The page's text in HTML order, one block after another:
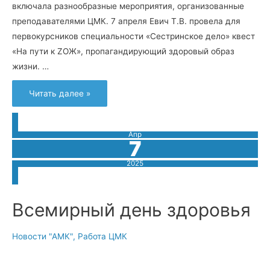
включала разнообразные мероприятия, организованные
преподавателями ЦМК. 7 апреля Евич Т.В. провела для
первокурсников специальности «Сестринское дело» квест
«На пути к ZОЖ», пропагандирующий здоровый образ
жизни. …
Прошла
неделя
ЦМК
Читать далее »
Апр
7
2025
Всемирный день здоровья
Новости "АМК", Работа ЦМК